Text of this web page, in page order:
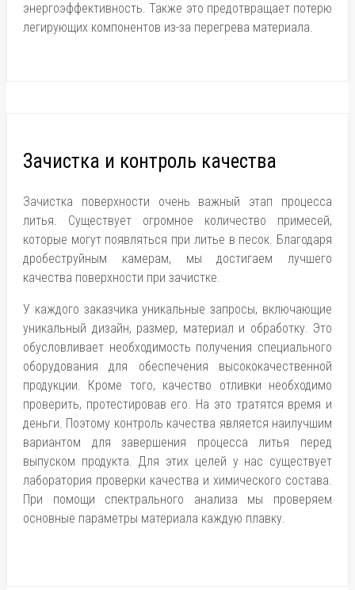
энергоэффективность. Также это предотвращает потерю
легирующих компонентов из-за перегрева материала.
Зачистка и контроль качества
Зачистка поверхности очень важный этап процесса
литья. Существует огромное количество примесей,
которые могут появляться при литье в песок. Благодаря
дробеструйным камерам, мы достигаем лучшего
качества поверхности при зачистке.
У каждого заказчика уникальные запросы, включающие
уникальный дизайн, размер, материал и обработку. Это
обусловливает необходимость получения специального
оборудования для обеспечения высококачественной
продукции. Кроме того, качество отливки необходимо
проверить, протестировав его. На это тратятся время и
деньги. Поэтому контроль качества является наилучшим
вариантом для завершения процесса литья перед
выпуском продукта. Для этих целей у нас существует
лаборатория проверки качества и химического состава.
При помощи спектрального анализа мы проверяем
основные параметры материала каждую плавку.